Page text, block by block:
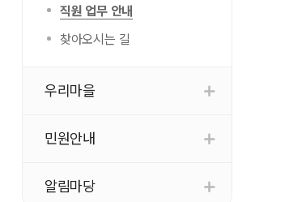
직원 업무 안내
찾아오시는 길
우리마을
민원안내
알림마당